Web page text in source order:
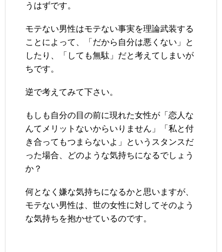
うはずです。
モテない男性はモテない事実を理論武装する
ことによって、「だから自分は悪くない」と
したり、「しても無駄」だと考えてしまいが
ちです。
逆で考えてみて下さい。
もしも自分の目の前に現れた女性が「恋人な
んてメリットないからいりません」「私と付
き合ってもつまらないよ」というスタンスだ
った場合、どのような気持ちになるでしょう
か？
何となく嫌な気持ちになるかと思いますが、
モテない男性は、世の女性に対してそのよう
な気持ちを抱かせているのです。